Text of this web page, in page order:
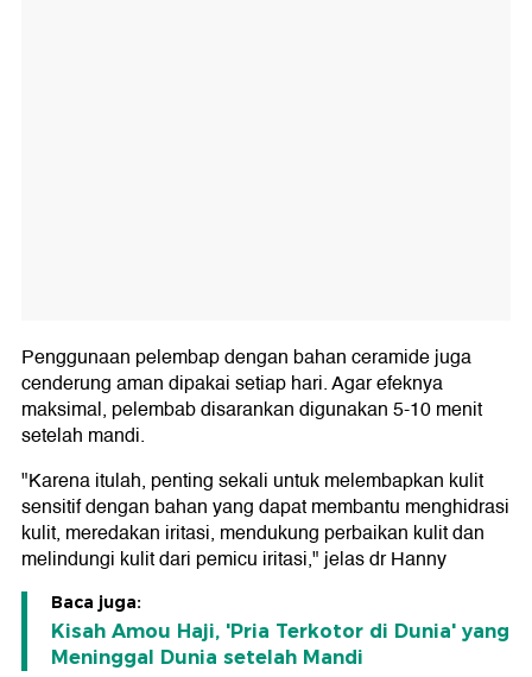
Penggunaan pelembap dengan bahan ceramide juga
cenderung aman dipakai setiap hari. Agar efeknya
maksimal, pelembab disarankan digunakan 5-10 menit
setelah mandi.
"Karena itulah, penting sekali untuk melembapkan kulit
sensitif dengan bahan yang dapat membantu menghidrasi
kulit, meredakan iritasi, mendukung perbaikan kulit dan
melindungi kulit dari pemicu iritasi," jelas dr Hanny
Baca juga:
Kisah Amou Haji, 'Pria Terkotor di Dunia' yang
Meninggal Dunia setelah Mandi